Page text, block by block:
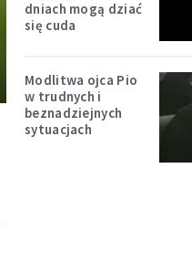
dniach mogą dziać
się cuda
Modlitwa ojca Pio
w trudnych i
beznadziejnych
sytuacjach